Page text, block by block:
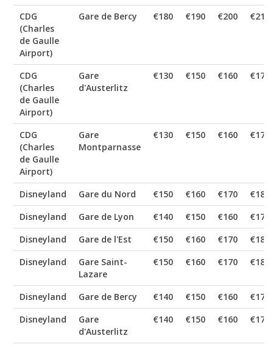
CDG
(Charles
de Gaulle
Airport)
Gare de Bercy €180 €190 €200 €210
CDG
(Charles
de Gaulle
Airport)
Gare
d'Austerlitz
€130 €150 €160 €170
CDG
(Charles
de Gaulle
Airport)
Gare
Montparnasse
€130 €150 €160 €170
Disneyland Gare du Nord €150 €160 €170
€180
Disneyland
Gare de Lyon €140 €150 €160
€170
Disneyland
Gare de l'Est €150 €160 €170
€180
Disneyland
Gare Saint-
Lazare
€150 €160 €170 €180
Disneyland Gare de Bercy €140 €150 €160
€170
Disneyland
Gare
d'Austerlitz
€140 €150 €160 €170